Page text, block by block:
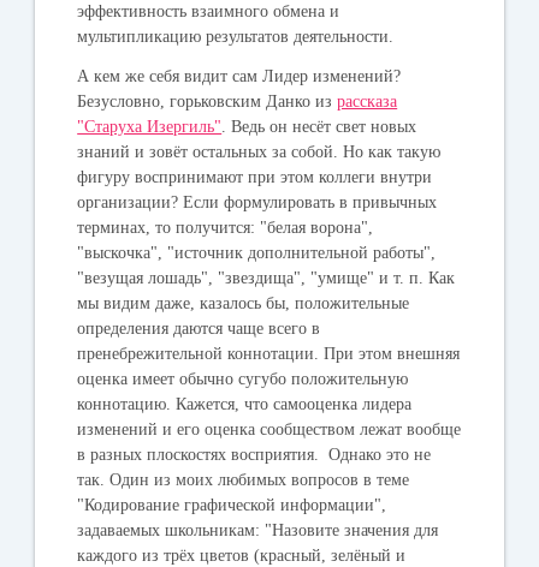
эффективность взаимного обмена и
мультипликацию результатов деятельности.
А кем же себя видит сам Лидер изменений?
Безусловно, горьковским Данко израссказа
"Старуха Изергиль" . Ведь он несёт свет новых
знаний и зовёт остальных за собой. Но как такую
фигуру воспринимают при этом коллеги внутри
организации? Если формулировать в привычных
терминах, то получится: "белая ворона",
"выскочка", "источник дополнительной работы",
"везущая лошадь", "звездища", "умище" и т. п. Как
мы видим даже, казалось бы, положительные
определения даются чаще всего в
пренебрежительной коннотации. При этом внешняя
оценка имеет обычно сугубо положительную
коннотацию. Кажется, что самооценка лидера
изменений и его оценка сообществом лежат вообще
в разных плоскостях восприятия. Однако это не
так. Один из моих любимых вопросов в теме
"Кодирование графической информации",
задаваемых школьникам: "Назовите значения для
каждого из трёх цветов (красный, зелёный и